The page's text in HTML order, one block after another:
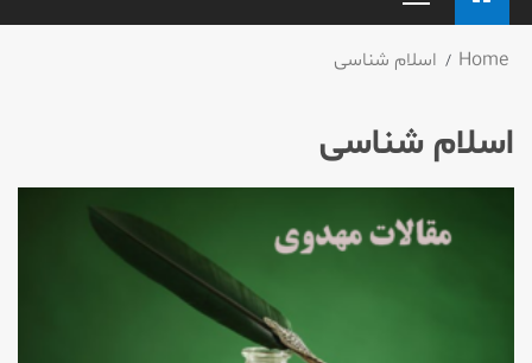
Home اسلام شناسی
اسلام شناسی